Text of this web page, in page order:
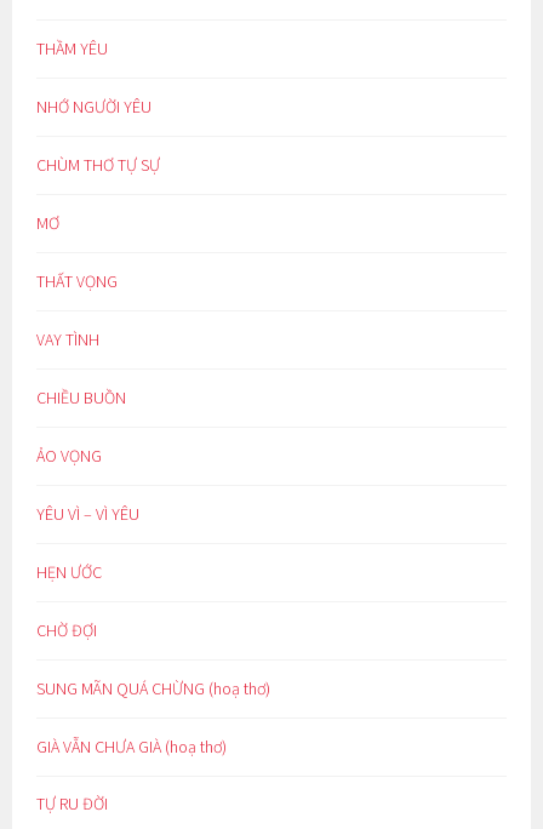
THẦM YÊU
NHỚ NGƯỜI YÊU
CHÙM THƠ TỰ SỰ
MƠ
THẤT VỌNG
VAY TÌNH
CHIỀU BUỒN
ẢO VỌNG
YÊU VÌ – VÌ YÊU
HẸN ƯỚC
CHỜ ĐỢI
SUNG MÃN QUÁ CHỪNG (hoạ thơ)
GIÀ VẪN CHƯA GIÀ (hoạ thơ)
TỰ RU ĐỜI